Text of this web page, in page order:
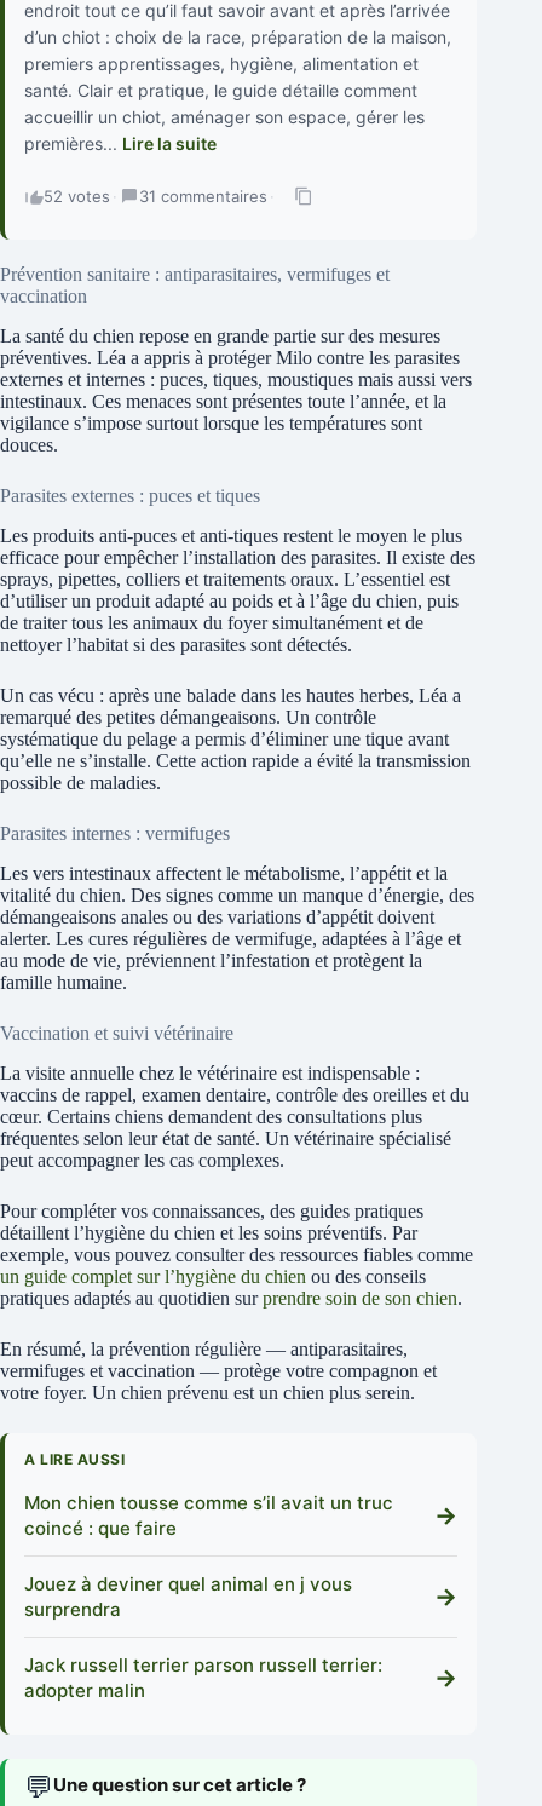
endroit tout ce qu’il faut savoir avant et après l’arrivée
d’un chiot : choix de la race, préparation de la maison,
premiers apprentissages, hygiène, alimentation et
santé. Clair et pratique, le guide détaille comment
accueillir un chiot, aménager son espace, gérer les
premières... Lire la suite
52 votes · 31 commentaires ·
Prévention sanitaire : antiparasitaires, vermifuges et
vaccination
La santé du chien repose en grande partie sur des mesures
préventives. Léa a appris à protéger Milo contre les parasites
externes et internes : puces, tiques, moustiques mais aussi vers
intestinaux. Ces menaces sont présentes toute l’année, et la
vigilance s’impose surtout lorsque les températures sont
douces.
Parasites externes : puces et tiques
Les produits anti-puces et anti-tiques restent le moyen le plus
efficace pour empêcher l’installation des parasites. Il existe des
sprays, pipettes, colliers et traitements oraux. L’essentiel est
d’utiliser un produit adapté au poids et à l’âge du chien, puis
de traiter tous les animaux du foyer simultanément et de
nettoyer l’habitat si des parasites sont détectés.
Un cas vécu : après une balade dans les hautes herbes, Léa a
remarqué des petites démangeaisons. Un contrôle
systématique du pelage a permis d’éliminer une tique avant
qu’elle ne s’installe. Cette action rapide a évité la transmission
possible de maladies.
Parasites internes : vermifuges
Les vers intestinaux affectent le métabolisme, l’appétit et la
vitalité du chien. Des signes comme un manque d’énergie, des
démangeaisons anales ou des variations d’appétit doivent
alerter. Les cures régulières de vermifuge, adaptées à l’âge et
au mode de vie, préviennent l’infestation et protègent la
famille humaine.
Vaccination et suivi vétérinaire
La visite annuelle chez le vétérinaire est indispensable :
vaccins de rappel, examen dentaire, contrôle des oreilles et du
cœur. Certains chiens demandent des consultations plus
fréquentes selon leur état de santé. Un vétérinaire spécialisé
peut accompagner les cas complexes.
Pour compléter vos connaissances, des guides pratiques
détaillent l’hygiène du chien et les soins préventifs. Par
exemple, vous pouvez consulter des ressources fiables comme
un guide complet sur l’hygiène du chien ou des conseils
pratiques adaptés au quotidien surprendre soin de son chien.
En résumé, la prévention régulière — antiparasitaires,
vermifuges et vaccination — protège votre compagnon et
votre foyer. Un chien prévenu est un chien plus serein.
A LIRE AUSSI
Mon chien tousse comme s’il avait un truc
coincé : que faire
→
Jouez à deviner quel animal en j vous
surprendra
→
Jack russell terrier parson russell terrier:
adopter malin
→
💬 Une question sur cet article ?